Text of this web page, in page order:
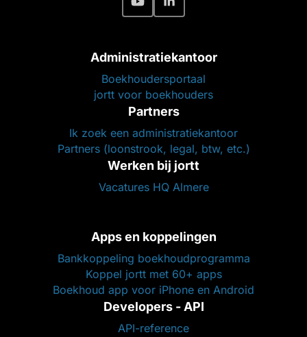
Administratiekantoor
Boekhoudersportaal
jortt voor boekhouders
Partners
Ik zoek een administratiekantoor
Partners (loonstrook, legal, btw, etc.)
Werken bij jortt
Vacatures HQ Almere
Apps en koppelingen
Bankkoppeling boekhoudprogramma
Koppel jortt met 60+ apps
Boekhoud app voor iPhone en Android
Developers - API
API-reference